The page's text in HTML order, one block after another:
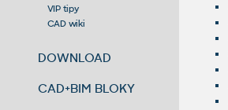
VIP tipy
CAD wiki
DOWNLOAD
CAD+BIM BLOKY